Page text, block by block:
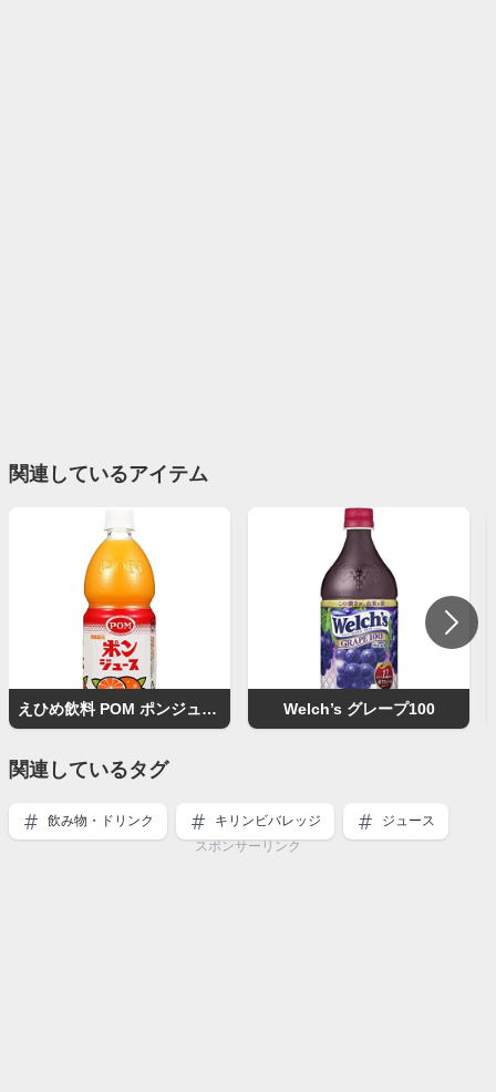
関連しているアイテム
えひめ飲料 POM ポンジュース Welch’s グレープ100
関連しているタグ
飲み物・ドリンク キリンビバレッジ
ジュース
スポンサーリンク